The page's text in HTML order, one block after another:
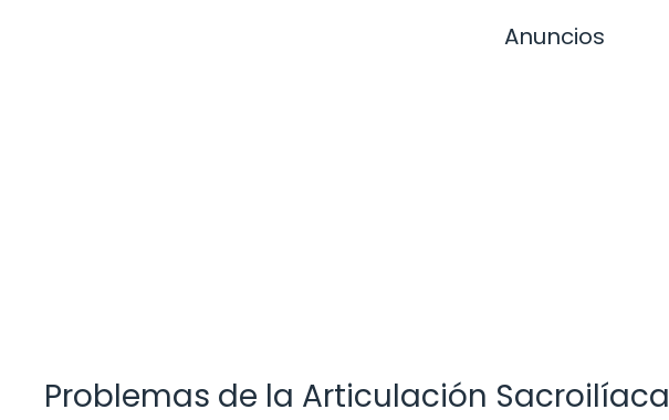
Anuncios
Problemas de la Articulación Sacroilíaca